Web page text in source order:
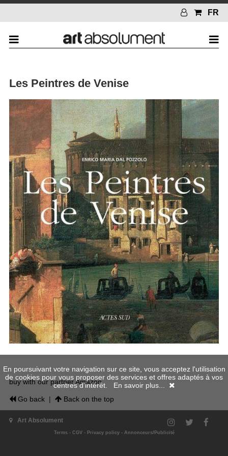
FR
Les Peintres de Venise
buy with our partner Amazon
Go back| Back on the top
Art Absolument
Terms- CGV- Privacy policy- Annonceurs/Publicité
En poursuivant votre navigation sur ce site, vous acceptez l'utilisation
de cookies pour vous proposer des services et offres adaptés à vos
centres d'intérêt. En savoir plus...